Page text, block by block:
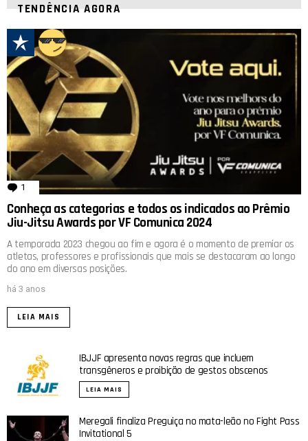
TENDÊNCIA AGORA
1 comentário
Conheça as categorias e todos os indicados ao Prêmio
Jiu-Jitsu Awards por VF Comunica 2024
A temporada 2023 chegou ao fim e agora é o momento de premiar os
atletas, professores e profissionais que mais se destacaram ao longo
do ano em diversas posições.
há 3 anos
LEIA MAIS
IBJJF apresenta novas regras que incluem
transgêneros e proibição de gestos obscenos
LEIA MAIS
Meregali finaliza Preguiça no mata-leão no Fight Pass
Invitational 5